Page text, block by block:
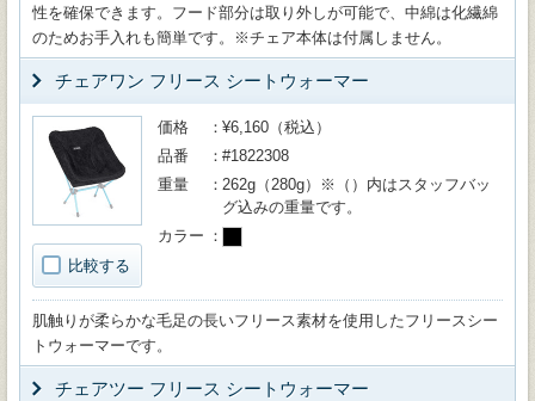
性を確保できます。フード部分は取り外しが可能で、中綿は化繊綿
のためお手入れも簡単です。※チェア本体は付属しません。
チェアワン フリース シートウォーマー
比較する
価格
¥6,160（税込）
品番
#1822308
重量
262g（280g）※（）内はスタッフバッ
グ込みの重量です。
カラー
肌触りが柔らかな毛足の長いフリース素材を使用したフリースシー
トウォーマーです。
チェアツー フリース シートウォーマー